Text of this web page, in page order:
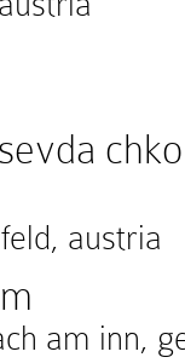
austria
am inn,